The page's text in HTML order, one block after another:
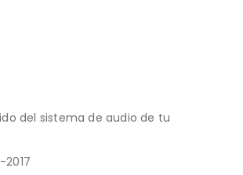
del sistema de audio de tu